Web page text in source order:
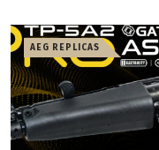
AEG REPLICAS